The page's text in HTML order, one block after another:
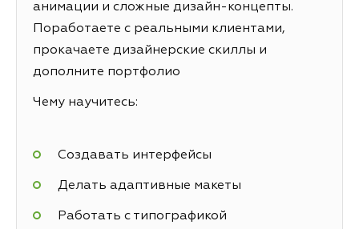
анимации и сложные дизайн-концепты.
Поработаете с реальными клиентами,
прокачаете дизайнерские скиллы и
дополните портфолио
Чему научитесь:
Создавать интерфейсы
Делать адаптивные макеты
Работать с типографикой